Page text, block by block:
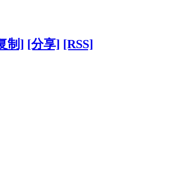
制] [分享] [RSS]